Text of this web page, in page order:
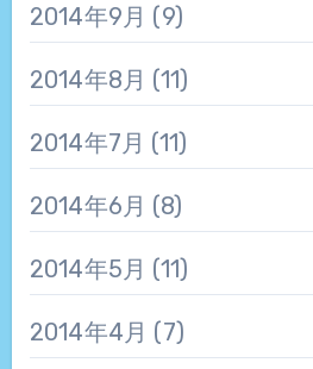
2014年9月 (9)
2014年8月 (11)
2014年7月 (11)
2014年6月 (8)
2014年5月 (11)
2014年4月 (7)